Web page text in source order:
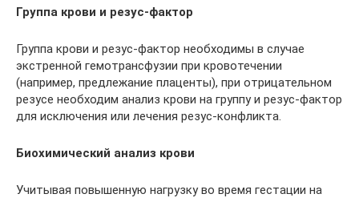
Группа крови и резус-фактор
Группа крови и резус-фактор необходимы в случае
экстренной гемотрансфузии при кровотечении
(например, предлежание плаценты), при отрицательном
резусе необходим анализ крови на группу и резус-фактор
для исключения или лечения резус-конфликта.
Биохимический анализ крови
Учитывая повышенную нагрузку во время гестации на